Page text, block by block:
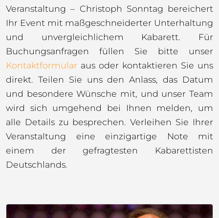
Veranstaltung – Christoph Sonntag bereichert
Ihr Event mit maßgeschneiderter Unterhaltung
und unvergleichlichem Kabarett. Für
Buchungsanfragen füllen Sie bitte unser
Kontaktformular aus oder kontaktieren Sie uns
direkt. Teilen Sie uns den Anlass, das Datum
und besondere Wünsche mit, und unser Team
wird sich umgehend bei Ihnen melden, um
alle Details zu besprechen. Verleihen Sie Ihrer
Veranstaltung eine einzigartige Note mit
einem der gefragtesten Kabarettisten
Deutschlands.